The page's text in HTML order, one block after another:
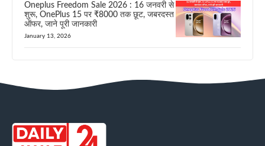
Oneplus Freedom Sale 2026 : 16 जनवरी से
शुरू, OnePlus 15 पर ₹8000 तक छूट, जबरदस्त
ऑफर, जाने पूरी जानकारी
January 13, 2026